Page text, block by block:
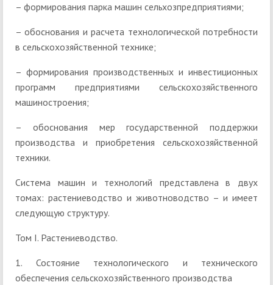
– формирования парка машин сельхозпредприятиями;
– обоснования и расчета технологической потребности
в сельскохозяйственной технике;
– формирования производственных и инвестиционных
программ предприятиями сельскохозяйственного
машиностроения;
– обоснования мер государственной поддержки
производства и приобретения сельскохозяйственной
техники.
Система машин и технологий представлена в двух
томах: растениеводство и животноводство – и имеет
следующую структуру.
Том I. Растениеводство.
1. Состояние технологического и технического
обеспечения сельскохозяйственного производства